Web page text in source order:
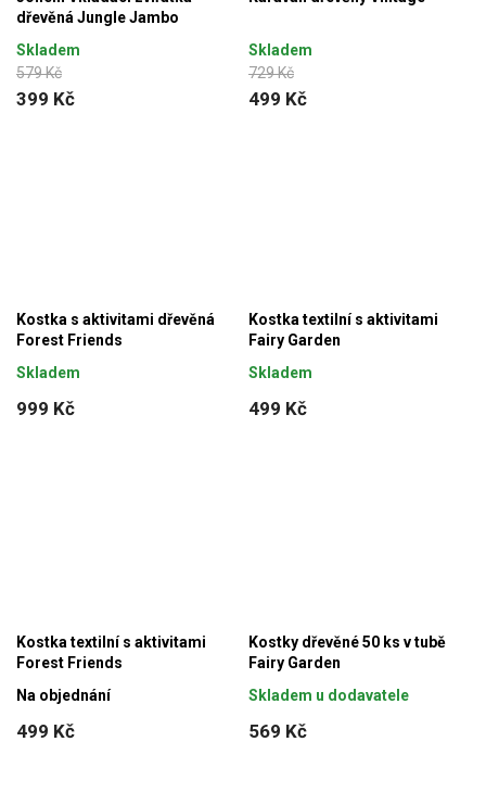
dřevěná Jungle Jambo
579 Kč
399 Kč
Skladem
729 Kč
499 Kč
Skladem
Kostka s aktivitami dřevěná
Forest Friends
999 Kč
Skladem
Kostka textilní s aktivitami
Fairy Garden
499 Kč
Skladem
Kostka textilní s aktivitami
Forest Friends
499 Kč
Na objednání
Kostky dřevěné 50 ks v tubě
Fairy Garden
569 Kč
Skladem u dodavatele